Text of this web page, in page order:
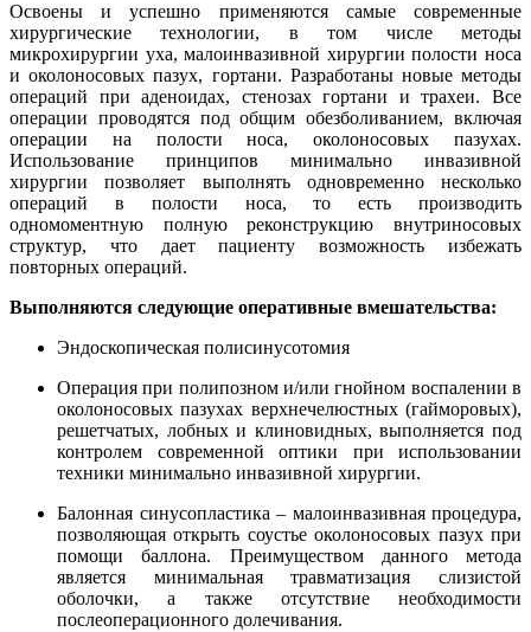
Освоены и успешно применяются самые современные
хирургические технологии, в том числе методы
микрохирургии уха, малоинвазивной хирургии полости носа
и околоносовых пазух, гортани. Разработаны новые методы
операций при аденоидах, стенозах гортани и трахеи. Все
операции проводятся под общим обезболиванием, включая
операции на полости носа, околоносовых пазухах.
Использование принципов минимально инвазивной
хирургии позволяет выполнять одновременно несколько
операций в полости носа, то есть производить
одномоментную полную реконструкцию внутриносовых
структур, что дает пациенту возможность избежать
повторных операций.
Выполняются следующие оперативные вмешательства:
Эндоскопическая полисинусотомия
Операция при полипозном и/или гнойном воспалении в
околоносовых пазухах верхнечелюстных (гайморовых),
решетчатых, лобных и клиновидных, выполняется под
контролем современной оптики при использовании
техники минимально инвазивной хирургии.
Балонная синусопластика – малоинвазивная процедура,
позволяющая открыть соустье околоносовых пазух при
помощи баллона. Преимуществом данного метода
является минимальная травматизация слизистой
оболочки, а также отсутствие необходимости
послеоперационного долечивания.